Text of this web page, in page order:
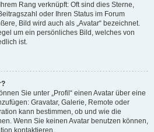
Rang verknüpft: Oft sind dies Sterne,
oder Ihren Status im Forum
Bild wird auch als „Avatar“ bezeichnet.
um ein persönliches Bild, welches von
ist.
Sie unter „Profil“ einen Avatar über eine
Gravatar, Galerie, Remote oder
kann bestimmen, ob und wie die
Wenn Sie keinen Avatar benutzen können,
kontaktieren.